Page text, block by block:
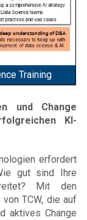
Training
und Change
KI-
erfordert
gut sind Ihre
Mit den
TCW, die auf
aktives Change